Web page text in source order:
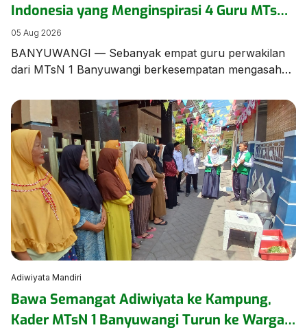
Indonesia yang Menginspirasi 4 Guru MTsN 1
Banyuwangi dalam Bimtek Menulis Fiksi
Mini
05 Aug 2026
BANYUWANGI — Sebanyak empat guru perwakilan
dari MTsN 1 Banyuwangi berkesempatan mengasah
Menulis Fiksi yang diselenggarakan oleh Dinas
Perpustakaan dan Kearsipan (Dispusip) Kabupaten
Banyuwangi berkolaborasi dengan Dinas Pendidikan
Kabupaten Banyuwangi. Kegiatan berharga ini
menghadirkan sastrawan terkemuka tanah air
sekaligus Duta Baca Indonesia, Gol A Gong, bersama
Komunitas Sahabat Gol […]
Adiwiyata Mandiri
Bawa Semangat Adiwiyata ke Kampung,
Kader MTsN 1 Banyuwangi Turun ke Warga